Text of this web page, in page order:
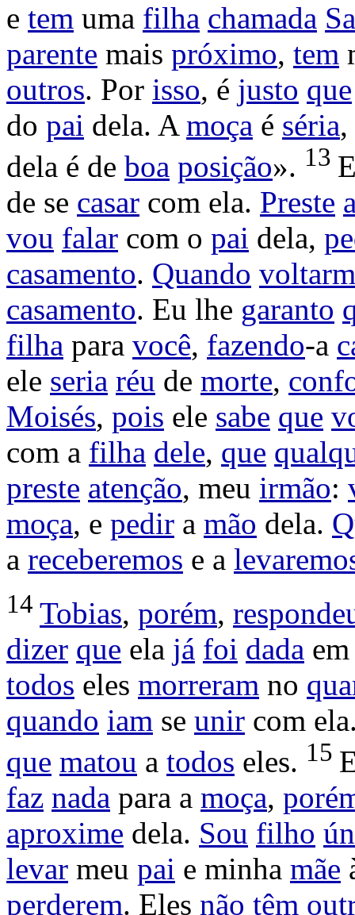
e tem uma filha chamada
parente mais próximo, tem
outros. Por isso, é justo que
do pai dela. A moça é séria,
dela é de boa posição». 13
de se casar com ela. Preste
vou falar com o pai dela,
casamento. Quando
casamento. Eu lhe garanto
filha para você, fazendo-a
ele seria réu de morte,
Moisés, pois ele sabe que
com a filha dele, que
preste atenção, meu irmão:
moça, e pedir a mão dela.
a receberemos e a
14 Tobias, porém,
dizer que ela já foi dada
todos eles morreram no
quando iam se unir com
que matou a todos eles. 15
faz nada para a moça,
aproxime dela. Sou filho
levar meu pai e minha mãe
perderem. Eles não têm